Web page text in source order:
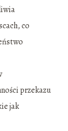
co
przekazu
jak